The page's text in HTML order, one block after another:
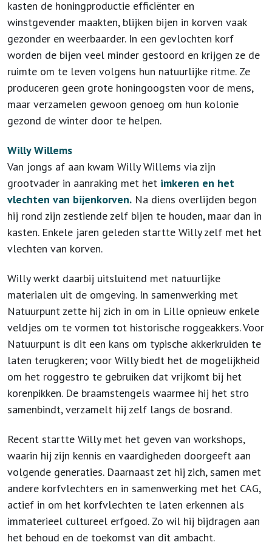
kasten de honingproductie efficiënter en
winstgevender maakten, blijken bijen in korven vaak
gezonder en weerbaarder. In een gevlochten korf
worden de bijen veel minder gestoord en krijgen ze de
ruimte om te leven volgens hun natuurlijke ritme. Ze
produceren geen grote honingoogsten voor de mens,
maar verzamelen gewoon genoeg om hun kolonie
gezond de winter door te helpen.
Willy Willems
Van jongs af aan kwam Willy Willems via zijn
grootvader in aanraking met het imkeren en het
vlechten van bijenkorven. Na diens overlijden begon
hij rond zijn zestiende zelf bijen te houden, maar dan in
kasten. Enkele jaren geleden startte Willy zelf met het
vlechten van korven.
Willy werkt daarbij uitsluitend met natuurlijke
materialen uit de omgeving. In samenwerking met
Natuurpunt zette hij zich in om in Lille opnieuw enkele
veldjes om te vormen tot historische roggeakkers. Voor
Natuurpunt is dit een kans om typische akkerkruiden te
laten terugkeren; voor Willy biedt het de mogelijkheid
om het roggestro te gebruiken dat vrijkomt bij het
korenpikken. De braamstengels waarmee hij het stro
samenbindt, verzamelt hij zelf langs de bosrand.
Recent startte Willy met het geven van workshops,
waarin hij zijn kennis en vaardigheden doorgeeft aan
volgende generaties. Daarnaast zet hij zich, samen met
andere korfvlechters en in samenwerking met het CAG,
actief in om het korfvlechten te laten erkennen als
immaterieel cultureel erfgoed. Zo wil hij bijdragen aan
het behoud en de toekomst van dit ambacht.